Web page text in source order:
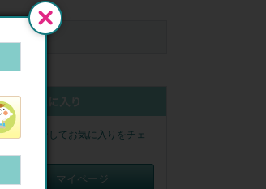
ログインしてお気に入りをチェ
マイページ